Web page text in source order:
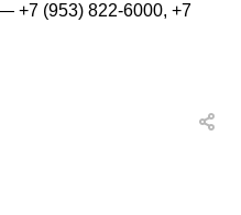
+7 (953) 822-6000, +7